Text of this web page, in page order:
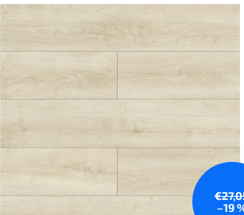
produktu
z
5
hviezdičiek.
–19